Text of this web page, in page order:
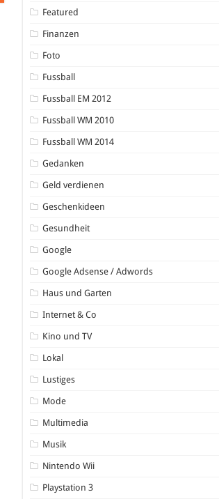
Featured
Finanzen
Foto
Fussball
Fussball EM 2012
Fussball WM 2010
Fussball WM 2014
Gedanken
Geld verdienen
Geschenkideen
Gesundheit
Google
Google Adsense / Adwords
Haus und Garten
Internet & Co
Kino und TV
Lokal
Lustiges
Mode
Multimedia
Musik
Nintendo Wii
Playstation 3